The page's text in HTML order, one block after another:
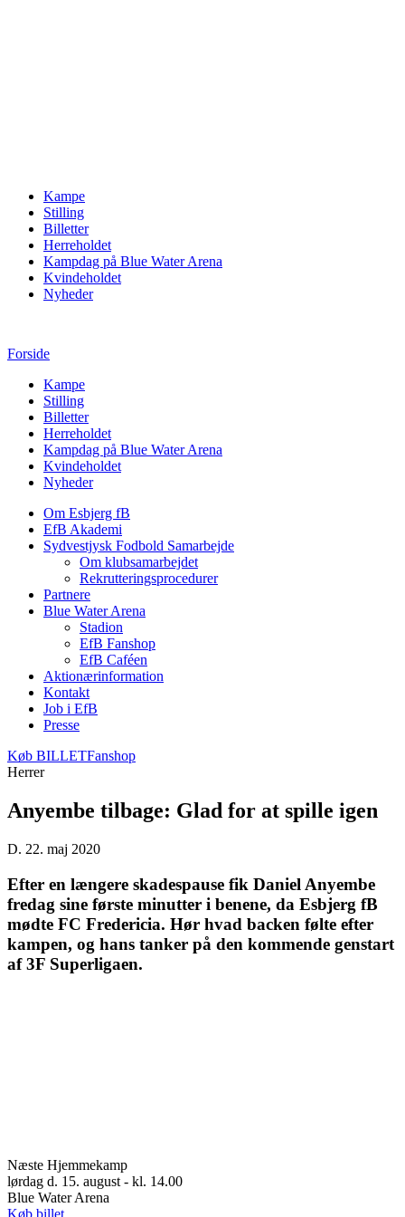
Kampe
Stilling
Billetter
Herreholdet
Kampdag på Blue Water Arena
Kvindeholdet
Nyheder
Forside
Kampe
Stilling
Billetter
Herreholdet
Kampdag på Blue Water Arena
Kvindeholdet
Nyheder
Om Esbjerg fB
EfB Akademi
Sydvestjysk Fodbold Samarbejde
Om klubsamarbejdet
Rekrutteringsprocedurer
Partnere
Blue Water Arena
Stadion
EfB Fanshop
EfB Caféen
Aktionærinformation
Kontakt
Job i EfB
Presse
Køb BILLETFanshop
Herrer
Anyembe tilbage: Glad for at spille igen
D. 22. maj 2020
Efter en længere skadespause fik Daniel Anyembe
fredag sine første minutter i benene, da Esbjerg fB
mødte FC Fredericia. Hør hvad backen følte efter
kampen, og hans tanker på den kommende genstart
af 3F Superligaen.
Næste Hjemmekamp
lørdag d. 15. august - kl. 14.00
Blue Water Arena